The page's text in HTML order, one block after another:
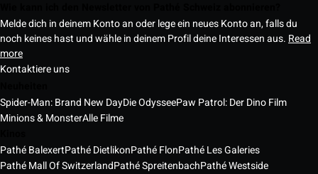
Melde dich in deinem Konto an oder lege ein neues Konto an, falls du
noch keines hast und wähle in deinem Profil deine Interessen aus. Read
more
Kontaktiere uns
Spider-Man: Brand New DayDie OdysseePaw Patrol: Der Dino Film
Minions & MonsterAlle Filme
Pathé BalexertPathé DietlikonPathé FlonPathé Les Galeries
Pathé Mall Of SwitzerlandPathé SpreitenbachPathé Westside